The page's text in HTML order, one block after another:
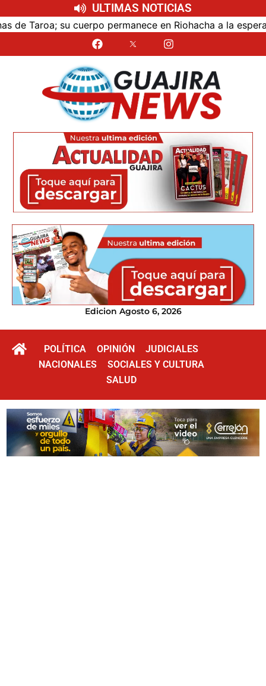
ULTIMAS NOTICIAS
su cuerpo permanece en Riohacha a la espera de
Edicion Agosto 6, 2026
POLÍTICA OPINIÓN
JUDICIALES
NACIONALES
SOCIALES Y CULTURA
SALUD